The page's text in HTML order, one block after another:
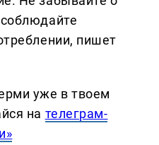
пишет
уже в твоем
на телеграм-